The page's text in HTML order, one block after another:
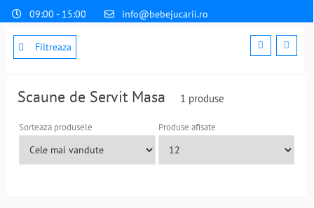
09:00 - 15:00
info@bebejucarii.ro
Filtreaza
Scaune de Servit Masa 1 produse
Sorteaza produsele Produse afisate